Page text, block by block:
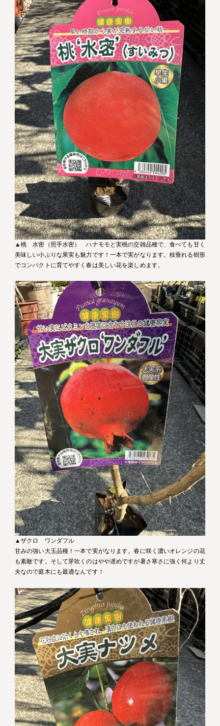
▲桃 水密（照手水密） ハナモモと実桃の交雑品種で、食べても甘く
美味しい小ぶりな果実も魅力です！一本で実がなります。枝垂れる樹形
でコンパクトに育てやすく春は美しい花を楽しめます。
▲ザクロ ワンダフル
甘みの強い大玉品種！一本で実がなります。春に咲く濃いオレンジの花
も素敵です。そして芽吹くのはやや遅めですが暑さ寒さに強く何より丈
夫なので庭木にも最適なんです！